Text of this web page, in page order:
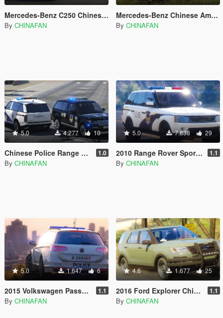
Mercedes-Benz C250 Chinese Police
By CHINAFAN
Mercedes-Benz Chinese Ambulance
By CHINAFAN
5.0 4.277 10
Chinese Police Range Rover Vogue 1.0
By CHINAFAN
5.0 7.838 29
2010 Range Rover Sport Chinese Police [Template] 1.1
By CHINAFAN
5.0 1.647 6
2015 Volkswagen Passat Chinese Police 1.1
By CHINAFAN
4.6 1.677 25
2016 Ford Explorer Chinese Emergency Pack 1.1
By CHINAFAN